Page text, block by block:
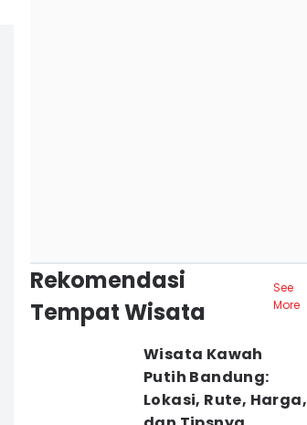
Rekomendasi
Tempat Wisata
See
More
Wisata Kawah
Putih Bandung:
Lokasi, Rute, Harga,